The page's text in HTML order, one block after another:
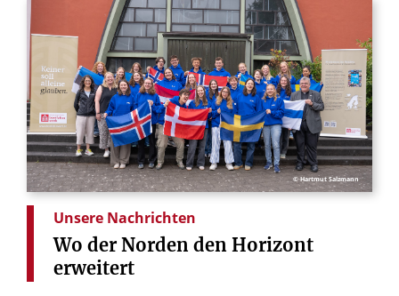
© Hartmut Salzmann
Unsere Nachrichten
Wo der Norden den Horizont
erweitert